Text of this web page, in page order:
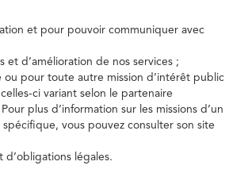
et pour pouvoir communiquer avec
et d’amélioration de nos services ;
ou pour toute autre mission d’intérêt public
ci variant selon le partenaire
plus d’information sur les missions d’un
spécifique, vous pouvez consulter son site
d’obligations légales.